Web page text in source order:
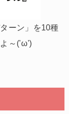
ーン」を10種
～('ω')